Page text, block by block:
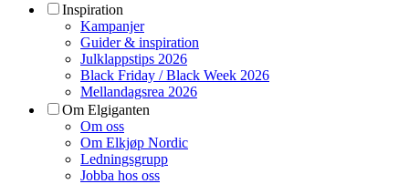
Inspiration
Kampanjer
Guider & inspiration
Julklappstips 2026
Black Friday / Black Week 2026
Mellandagsrea 2026
Om Elgiganten
Om oss
Om Elkjøp Nordic
Ledningsgrupp
Jobba hos oss